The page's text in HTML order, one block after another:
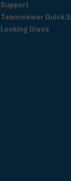
Support
Teamviewer Quick
Looking Glass